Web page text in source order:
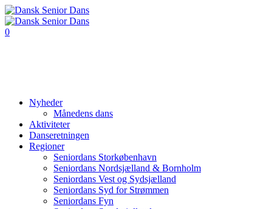
0
Nyheder
Månedens dans
Aktiviteter
Danseretningen
Regioner
Seniordans Storkøbenhavn
Seniordans Nordsjælland & Bornholm
Seniordans Vest og Sydsjælland
Seniordans Syd for Strømmen
Seniordans Fyn